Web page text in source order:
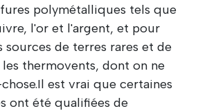
polymétalliques tels que
l'or et l'argent, et pour
sources de terres rares et de
les thermovents, dont on ne
est vrai que certaines
ont été qualifiées de